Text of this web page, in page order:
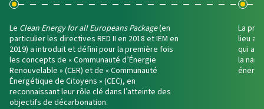
Le Clean Energy for all Europeans Package(en
particulier les directives RED II en 2018 et IEM en
2019) a introduit et défini pour la première fois
les concepts de « Communauté d’Énergie
Renouvelable » (CER) et de « Communauté
Énergétique de Citoyens » (CEC), en
reconnaissant leur rôle clé dans l’atteinte des
objectifs de décarbonation.
La
lieu
qui a
la